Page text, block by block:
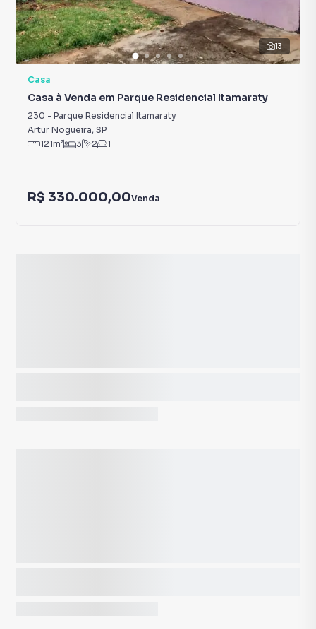
13
Casa
Casa à Venda em Parque Residencial Itamaraty
230 - Parque Residencial Itamaraty
Artur Nogueira, SP
121m² 3 2 1
R$ 330.000,00Venda